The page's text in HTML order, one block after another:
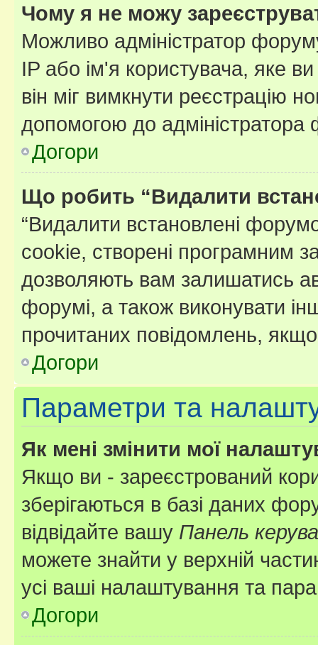
Чому я не можу
Можливо адміністратор
IP або ім'я користувача, яке
він міг вимкнути реєстрацію
допомогою до адміністратора
Догори
Що робить “Видалити
“Видалити встановлені
cookie, створені програмним
дозволяють вам залишатись
форумі, а також виконувати
прочитаних повідомлень,
Догори
Параметри та
Як мені змінити мої
Якщо ви - зареєстрований
зберігаються в базі даних
відвідайте вашу Панель
можете знайти у верхній
усі ваші налаштування та
Догори